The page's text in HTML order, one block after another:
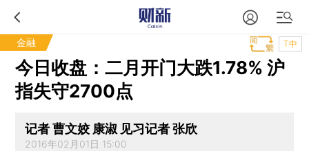
金融 T中
今日收盘：二月开门大跌1.78% 沪
指失守2700点
记者 曹文姣 康淑 见习记者 张欣
2016年02月01日 15:00